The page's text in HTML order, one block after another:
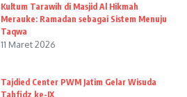
Kultum Tarawih di Masjid Al Hikmah
Merauke: Ramadan sebagai Sistem Menuju
Taqwa
11 Maret 2026
Tajdied Center PWM Jatim Gelar Wisuda
Tahfidz ke-IX